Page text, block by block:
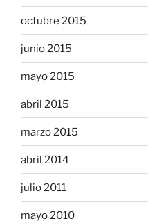
octubre 2015
junio 2015
mayo 2015
abril 2015
marzo 2015
abril 2014
julio 2011
mayo 2010